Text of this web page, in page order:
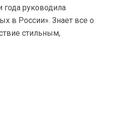
года руководила
в России». Знает все о
стильным,